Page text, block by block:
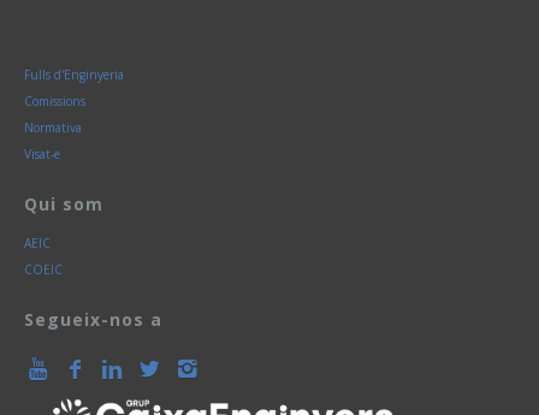
Fulls d'Enginyeria
Comissions
Normativa
Visat-e
Qui som
AEIC
COEIC
Segueix-nos a